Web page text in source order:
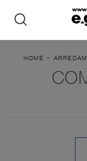
HOME -